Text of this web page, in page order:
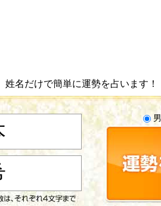
姓名だけで簡単に運勢を占います！
男